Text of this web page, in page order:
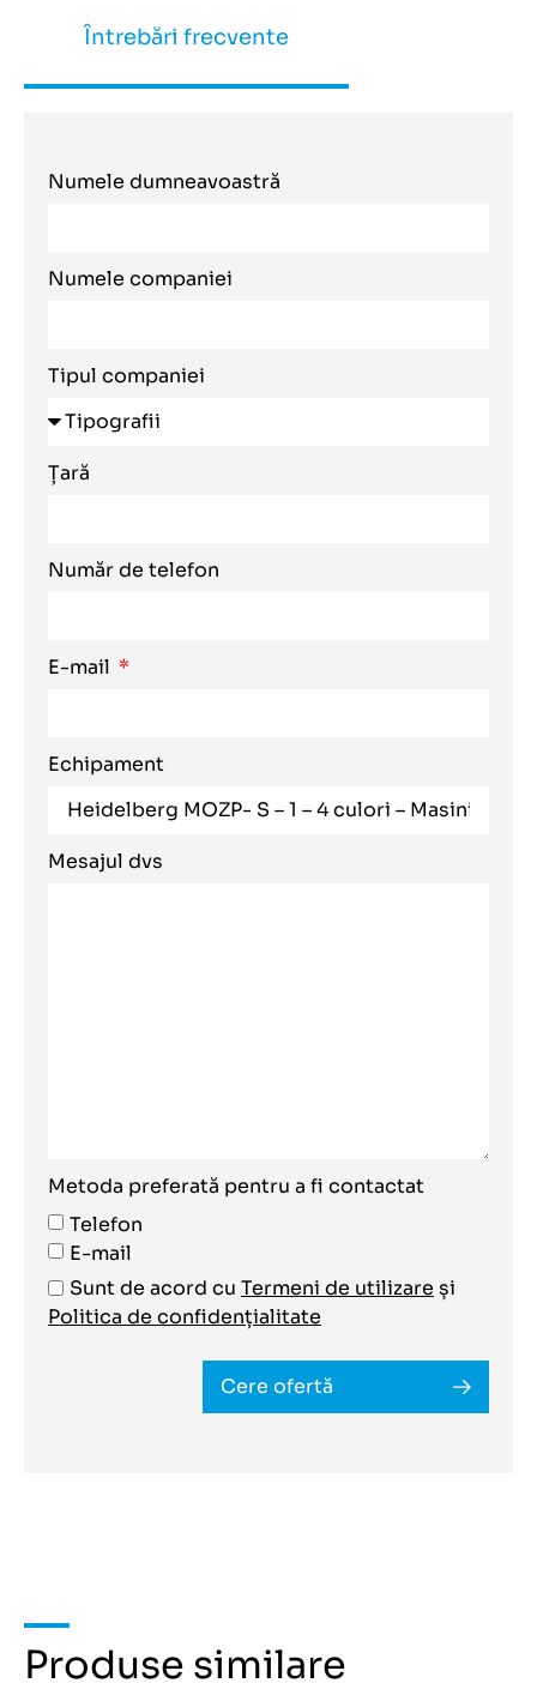
Întrebări frecvente
Numele dumneavoastră
Numele companiei
Tipul companiei
Țară
Număr de telefon
E-mail
Echipament
Mesajul dvs
Metoda preferată pentru a fi contactat
Telefon
E-mail
Sunt de acord cu Termeni de utilizare și
Politica de confidențialitate
Cere ofertă
Produse similare